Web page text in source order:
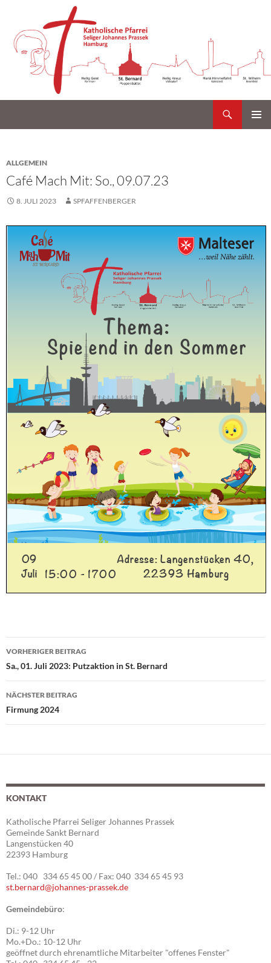
ALLGEMEIN
Café Mach Mit: So., 09.07.23
8. JULI 2023 SPFAFFENBERGER
Beitragsnavigation
VORHERIGER BEITRAG
Sa., 01. Juli 2023: Putzaktion in St. Bernard
NÄCHSTER BEITRAG
Firmung 2024
KONTAKT
Katholische Pfarrei Seliger Johannes Prassek
Gemeinde Sankt Bernard
Langenstücken 40
22393 Hamburg
Tel.: 040 334 65 45 00 / Fax: 040 334 65 45 93
st.bernard@johannes-prassek.de
Gemeindebüro:
Di.: 9-12 Uhr
Mo.+Do.: 10-12 Uhr
geöffnet durch ehrenamtliche Mitarbeiter "offenes Fenster"